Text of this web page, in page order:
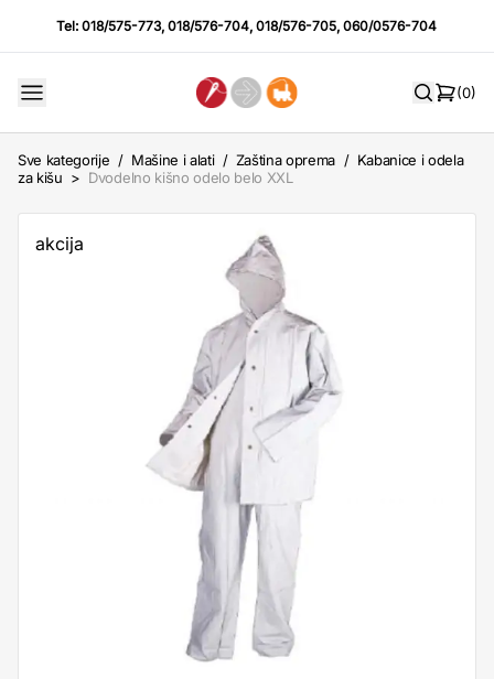
Tel:018/575-773,018/576-704,018/576-705,060/0576-704
(0)
Sve kategorije / Mašine i alati / Zaština oprema / Kabanice i odela
za kišu > Dvodelno kišno odelo belo XXL
akcija